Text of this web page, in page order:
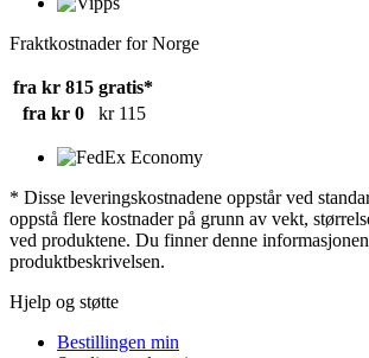
Fraktkostnader for Norge
fra kr 815 gratis*
fra kr 0
kr 115
* Disse leveringskostnadene oppstår ved
oppstå flere kostnader på grunn av vekt,
ved produktene. Du finner denne
produktbeskrivelsen.
Hjelp og støtte
Bestillingen min